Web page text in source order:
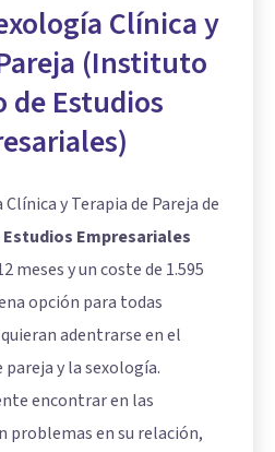
Clínica y
(Instituto
de Estudios
y Terapia de Pareja de
Empresariales
meses y un coste de 1.595
opción para todas
adentrarse en el
y la sexología.
encontrar en las
problemas en su relación,